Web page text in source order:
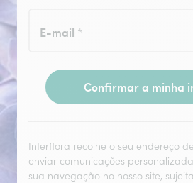
E-mail *
Confirmar a minha
Interflora recolhe o seu endereço
enviar comunicações
sua navegação no nosso site,